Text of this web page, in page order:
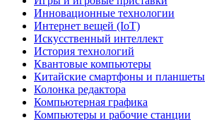
Инновационные технологии
Интернет вещей (IoT)
Искусственный интеллект
История технологий
Квантовые компьютеры
Китайские смартфоны и планшеты
Колонка редактора
Компьютерная графика
Компьютеры и рабочие станции